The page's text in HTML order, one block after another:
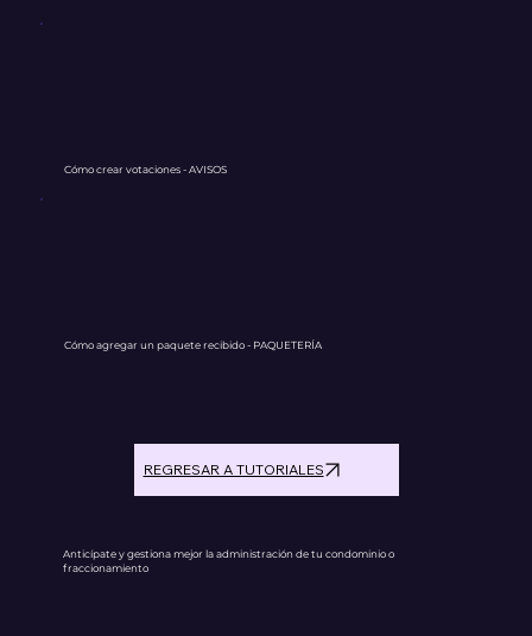
Cómo crear votaciones - AVISOS
Cómo agregar un paquete recibido - PAQUETERÍA
REGRESAR A TUTORIALES
Anticípate y gestiona mejor la administración de tu condominio o
fraccionamiento